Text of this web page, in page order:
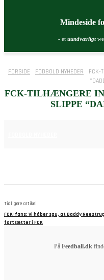
Mindeside
- et uundværligt
FORSIDE FODBOLD NYHEDER
FCK-
FCK-TILHÆNGERE
SLIPPE
Tidligere artikel
FCK-fans: Vi håber sgu, at Daddy Neestrup
fortsætter i FCK
På Feedball.dk